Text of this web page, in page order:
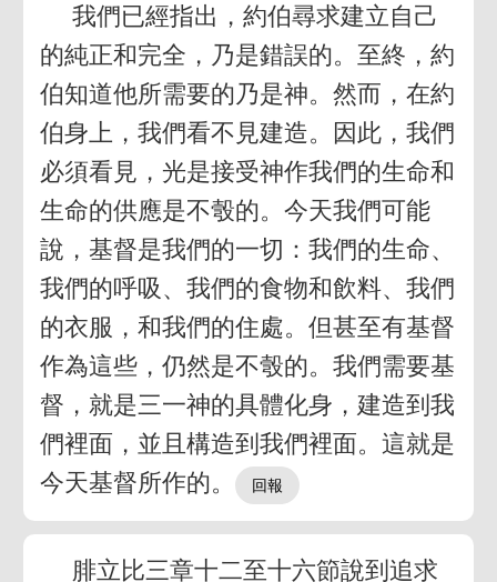
我們已經指出，約伯尋求建立自己
的純正和完全，乃是錯誤的。至終，約
伯知道他所需要的乃是神。然而，在約
伯身上，我們看不見建造。因此，我們
必須看見，光是接受神作我們的生命和
生命的供應是不彀的。今天我們可能
說，基督是我們的一切：我們的生命、
我們的呼吸、我們的食物和飲料、我們
的衣服，和我們的住處。但甚至有基督
作為這些，仍然是不彀的。我們需要基
督，就是三一神的具體化身，建造到我
們裡面，並且構造到我們裡面。這就是
今天基督所作的。
腓立比三章十二至十六節說到追求